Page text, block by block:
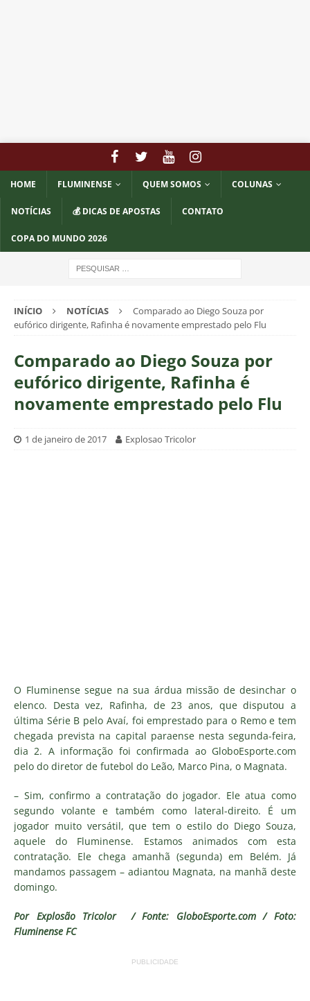
HOME FLUMINENSE QUEM SOMOS COLUNAS
NOTÍCIAS 💰 DICAS DE APOSTAS CONTATO
COPA DO MUNDO 2026
INÍCIO NOTÍCIAS
Comparado ao Diego Souza por
eufórico dirigente, Rafinha é novamente emprestado pelo Flu
Comparado ao Diego Souza por
eufórico dirigente, Rafinha é
novamente emprestado pelo Flu
1 de janeiro de 2017 Explosao Tricolor
O Fluminense segue na sua árdua missão de desinchar o
elenco. Desta vez, Rafinha, de 23 anos, que disputou a
última Série B pelo Avaí, foi emprestado para o Remo e tem
chegada prevista na capital paraense nesta segunda-feira,
dia 2. A informação foi confirmada ao GloboEsporte.com
pelo do diretor de futebol do Leão, Marco Pina, o Magnata.
– Sim, confirmo a contratação do jogador. Ele atua como
segundo volante e também como lateral-direito. É um
jogador muito versátil, que tem o estilo do Diego Souza,
aquele do Fluminense. Estamos animados com esta
contratação. Ele chega amanhã (segunda) em Belém. Já
mandamos passagem – adiantou Magnata, na manhã deste
domingo.
Por Explosão Tricolor / Fonte: GloboEsporte.com / Foto:
Fluminense FC
PUBLICIDADE